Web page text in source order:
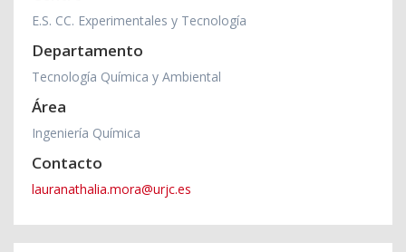
E.S. CC. Experimentales y Tecnología
Departamento
Tecnología Química y Ambiental
Área
Ingeniería Química
Contacto
lauranathalia.mora@urjc.es